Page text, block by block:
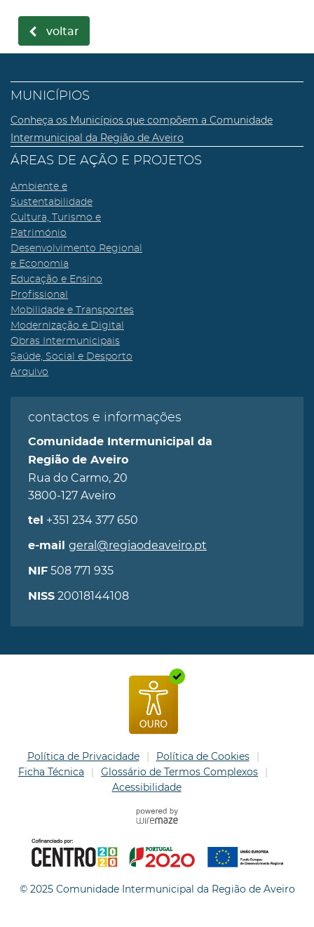
voltar
MUNICÍPIOS
Conheça os Municípios que compõem a Comunidade
Intermunicipal da Região de Aveiro
ÁREAS DE AÇÃO E PROJETOS
Ambiente e
Sustentabilidade
Cultura, Turismo e
Património
Desenvolvimento Regional
e Economia
Educação e Ensino
Profissional
Mobilidade e Transportes
Modernização e Digital
Obras Intermunicipais
Saúde, Social e Desporto
Arquivo
contactos e informações
Comunidade Intermunicipal da
Região de Aveiro
Rua do Carmo, 20
3800-127 Aveiro
tel +351 234 377 650
e-mail geral@regiaodeaveiro.pt
NIF 508 771 935
NISS 20018144108
Política de Privacidade
Política de Cookies
Ficha Técnica
Glossário de Termos Complexos
Acessibilidade
© 2025 Comunidade Intermunicipal da Região de Aveiro